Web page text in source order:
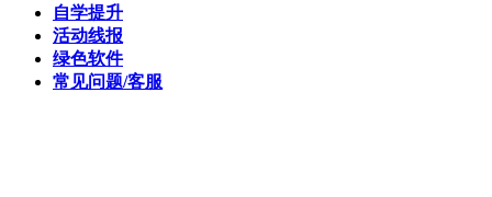
自学提升
活动线报
绿色软件
常见问题/客服